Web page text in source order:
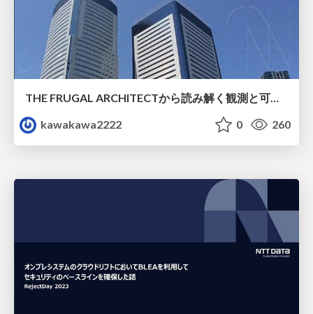
THE FRUGAL ARCHITECTから読み解く観測と可視化
kawakawa2222
0 260